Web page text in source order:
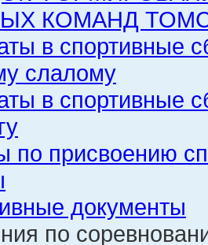
КОМАНД
в спортивные
слалому
в спортивные
по присвоению
документы
по